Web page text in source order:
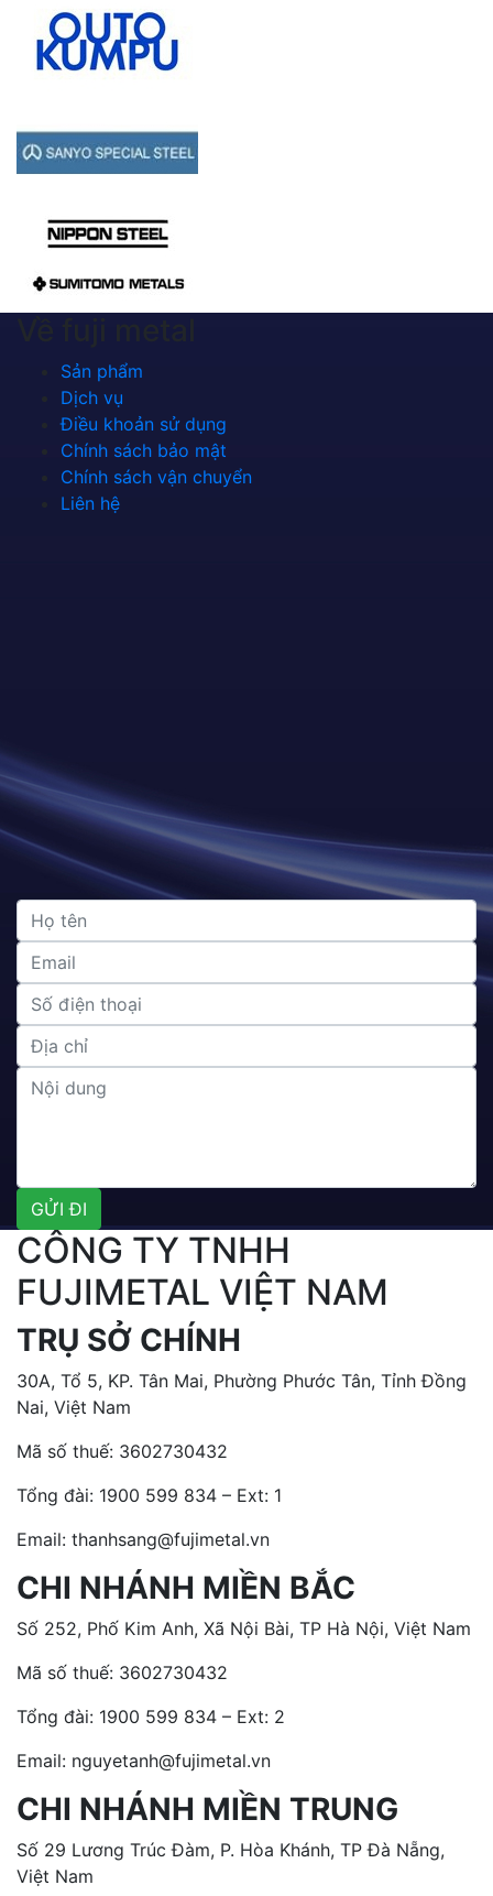
Sản phẩm
Dịch vụ
Điều khoản sử dụng
Chính sách bảo mật
Chính sách vận chuyển
Liên hệ
CÔNG TY TNHH
FUJIMETAL VIỆT NAM
TRỤ SỞ CHÍNH
30A, Tổ 5, KP. Tân Mai, Phường Phước Tân, Tỉnh Đồng
Nai, Việt Nam
Mã số thuế: 3602730432
Tổng đài: 1900 599 834 – Ext: 1
Email: thanhsang@fujimetal.vn
CHI NHÁNH MIỀN BẮC
Số 252, Phố Kim Anh, Xã Nội Bài, TP Hà Nội, Việt Nam
Mã số thuế: 3602730432
Tổng đài: 1900 599 834 – Ext: 2
Email: nguyetanh@fujimetal.vn
CHI NHÁNH MIỀN TRUNG
Số 29 Lương Trúc Đàm, P. Hòa Khánh, TP Đà Nẵng,
Việt Nam